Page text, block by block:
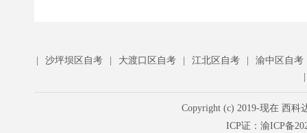
沙坪坝区自考 大渡口区自考 江北区自考
渝中区自考
Copyright (c) 2019-现在 西
ICP证： 渝ICP备